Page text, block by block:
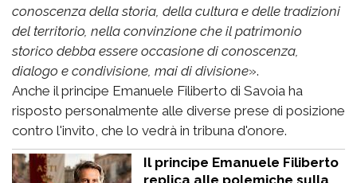
conoscenza della storia, della cultura e delle tradizioni
del territorio, nella convinzione che il patrimonio
storico debba essere occasione di conoscenza,
dialogo e condivisione, mai di divisione».
Anche il principe Emanuele Filiberto di Savoia ha
risposto personalmente alle diverse prese di posizione
contro l'invito, che lo vedrà in tribuna d'onore.
Il principe Emanuele Filiberto
replica alle polemiche sulla